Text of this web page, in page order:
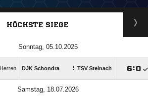
HÖCHSTE SIEGE
Sonntag, 05.10.2025
Herren DJK Schondra : TSV Steinach :
Samstag, 18.07.2026